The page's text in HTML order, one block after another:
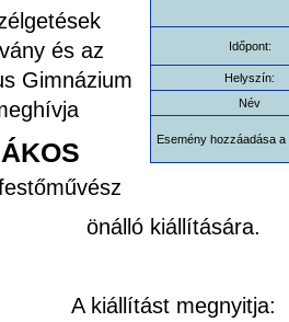
Időpont:
Helyszín:
Név
Esemény hozzáadása
és az
Gimnázium
önálló kiállítására.
A kiállítást megnyitja: